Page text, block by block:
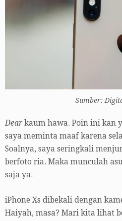
Sumber:
Dearkaum hawa. Poin ini kan
saya meminta maaf karena
Soalnya, saya seringkali
berfoto ria. Maka munculah
saja ya.
iPhone Xs dibekali dengan
Haiyah, masa? Mari kita lihat